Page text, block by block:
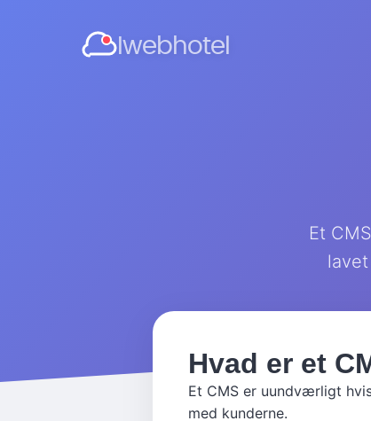
Iwebhotel
Et
Hvad er et
Et CMS er uundværligt
med kunderne.